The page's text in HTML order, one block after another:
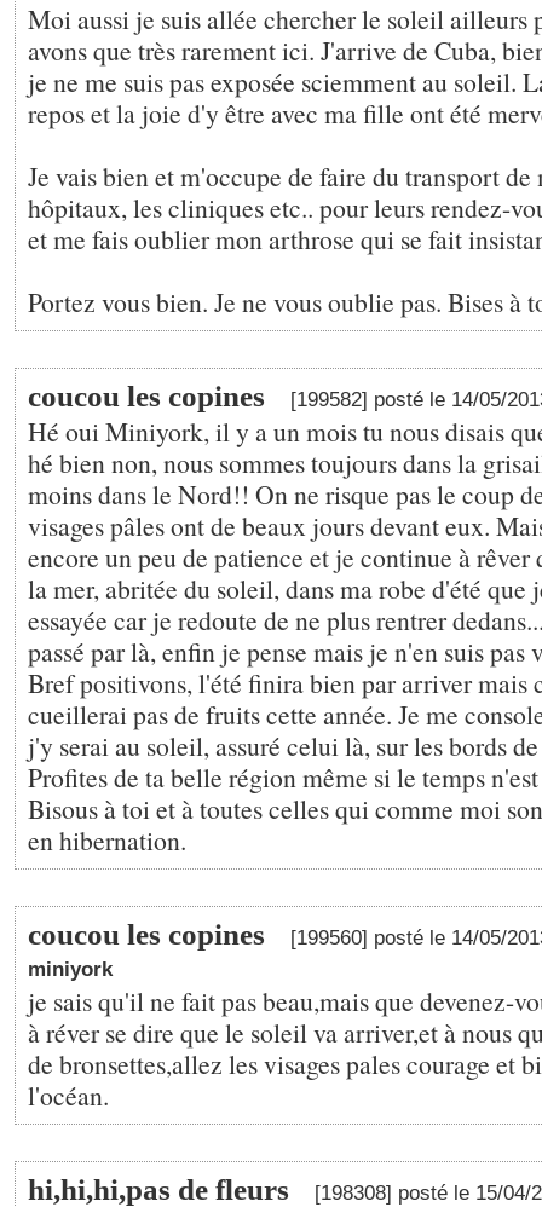
Moi aussi je suis allée chercher le soleil ailleurs
avons que très rarement ici. J'arrive de Cuba,
je ne me suis pas exposée sciemment au soleil.
repos et la joie d'y être avec ma fille ont été
Je vais bien et m'occupe de faire du transport de
hôpitaux, les cliniques etc.. pour leurs rendez-
et me fais oublier mon arthrose qui se fait
Portez vous bien. Je ne vous oublie pas. Bises à
coucou les copines [199582] posté le 14/05/
Hé oui Miniyork, il y a un mois tu nous disais
hé bien non, nous sommes toujours dans la
moins dans le Nord!! On ne risque pas le coup
visages pâles ont de beaux jours devant eux.
encore un peu de patience et je continue à rêver
la mer, abritée du soleil, dans ma robe d'été que
essayée car je redoute de ne plus rentrer
passé par là, enfin je pense mais je n'en suis
Bref positivons, l'été finira bien par arriver mais
cueillerai pas de fruits cette année. Je me
j'y serai au soleil, assuré celui là, sur les bords
Profites de ta belle région même si le temps
Bisous à toi et à toutes celles qui comme moi
en hibernation.
coucou les copines
[199560] posté le 14/05/
miniyork
je sais qu'il ne fait pas beau,mais que devenez-
à réver se dire que le soleil va arriver,et à nous
de bronsettes,allez les visages pales courage et
l'océan.
hi,hi,hi,pas de fleurs
[198308] posté le 15/04/